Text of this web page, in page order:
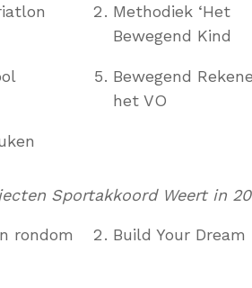
Methodiek ‘Het
Bewegend Kind
Bewegend
het VO
Sportakkoord Weert in
rondom
Build Your Dream